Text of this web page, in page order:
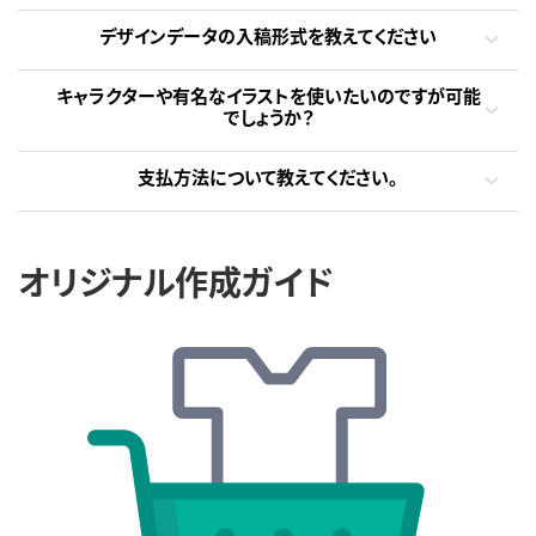
デザインデータの入稿形式を教えてください
キャラクターや有名なイラストを使いたいのですが可能
でしょうか？
支払方法について教えてください。
オリジナル作成ガイド